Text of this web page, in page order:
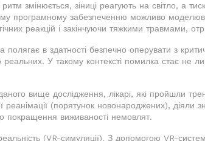
ритм змінюється, зіниці реагують на світло, а
програмному забезпеченню можливо
реакцій і закінчуючи тяжкими травмами,
полягає в здатності безпечно оперувати з
У такому контексті помилка стає не
вище дослідження, лікарі, які пройшли
реанімації (порятунок новонароджених), діяли
покращення виживаності немовлят.
(VR-симуляції). З допомогою VR-